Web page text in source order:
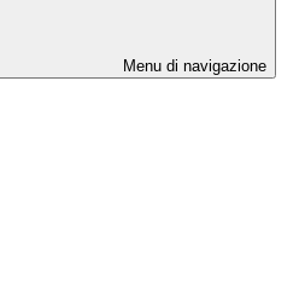
Menu di navigazione